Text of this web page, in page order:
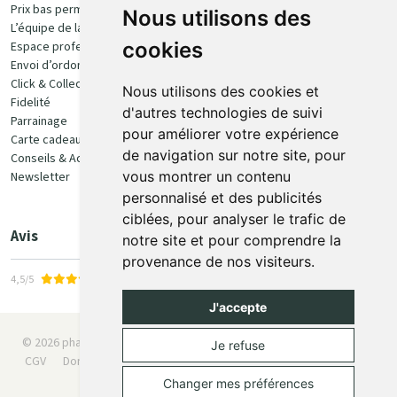
Nous utilisons des
cookies
Nous utilisons des cookies et
d'autres technologies de suivi
pour améliorer votre expérience
de navigation sur notre site, pour
vous montrer un contenu
personnalisé et des publicités
ciblées, pour analyser le trafic de
notre site et pour comprendre la
provenance de nos visiteurs.
J'accepte
Je refuse
Changer mes préférences
Prix bas permanent
L’équipe de la pharmacie
Espace professionnel
Envoi d’ordonnance
Click & Collect
Fidelité
Parrainage
Carte cadeau
Conseils & Actualités
Newsletter
Avis
4,5/5
100% sécurisé
Retrait et livraison
Retrait en Click & Collect
Livraison à domicile
Livraison en Point Relais
© 2026 pharmaone.be Tous droits réservés
CGV
Données personnelles Cookies
Préférences Cookies
Apotekisto